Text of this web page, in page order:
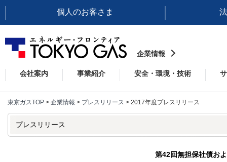
個人のお客さま
企業情報
会社案内 事業紹介 安全・環境・技術
東京ガスTOP > 企業情報 > プレスリリース > 2017年度プレスリリース
プレスリリース
第42回無担保社債お